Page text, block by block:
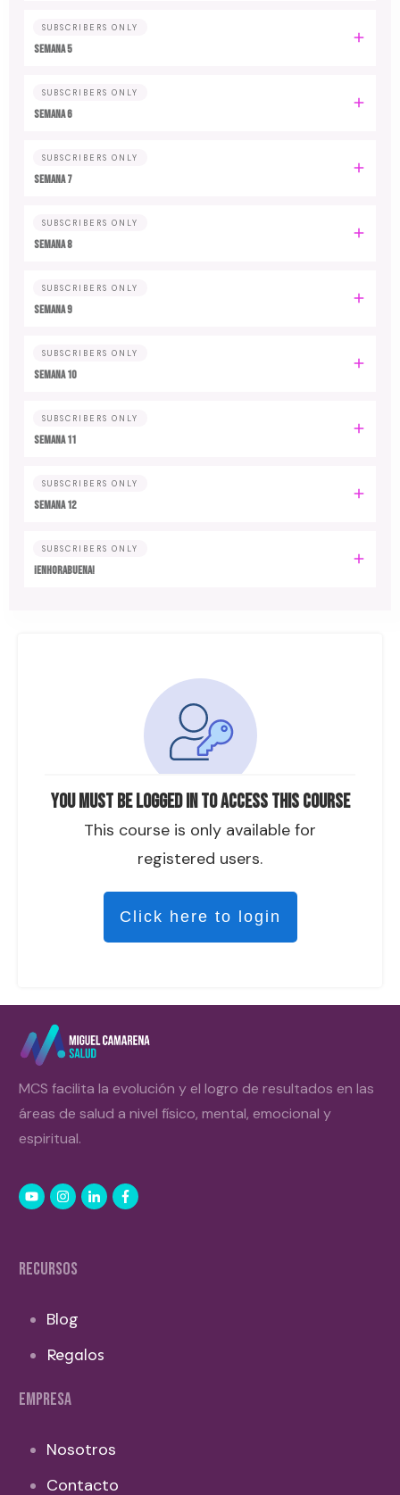
You must be logged in to access this course
This course is only available for
registered users.
Click here to login
SUBSCRIBERS ONLY
Semana 5
SUBSCRIBERS ONLY
Semana 6
SUBSCRIBERS ONLY
Semana 7
SUBSCRIBERS ONLY
Semana 8
SUBSCRIBERS ONLY
Semana 9
SUBSCRIBERS ONLY
Semana 10
SUBSCRIBERS ONLY
Semana 11
SUBSCRIBERS ONLY
Semana 12
SUBSCRIBERS ONLY
¡Enhorabuena!
MCS facilita la evolución y el logro de resultados en las
áreas de salud a nivel físico, mental, emocional y
espiritual.
RECURSOS
Blog
Regalos
EMPRESA
Nosotros
Contacto